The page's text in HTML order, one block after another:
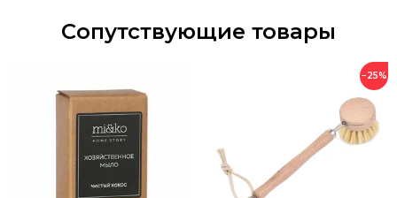
Сопутствующие товары
−25%